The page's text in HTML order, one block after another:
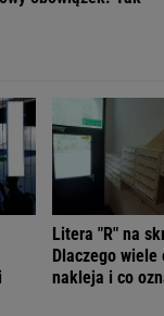
Litera "R" na
Dlaczego wiele
nakleja i co